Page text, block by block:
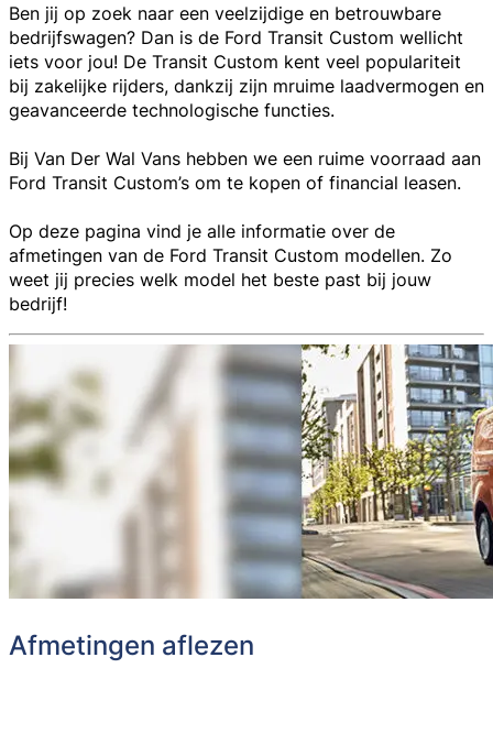
Ben jij op zoek naar een veelzijdige en betrouwbare
bedrijfswagen? Dan is de Ford Transit Custom wellicht
iets voor jou! De Transit Custom kent veel populariteit
bij zakelijke rijders, dankzij zijn mruime laadvermogen en
geavanceerde technologische functies.
Bij Van Der Wal Vans hebben we een ruime voorraad aan
Ford Transit Custom’s om te kopen of financial leasen.
Op deze pagina vind je alle informatie over de
afmetingen van de Ford Transit Custom modellen. Zo
weet jij precies welk model het beste past bij jouw
bedrijf!
Afmetingen aflezen